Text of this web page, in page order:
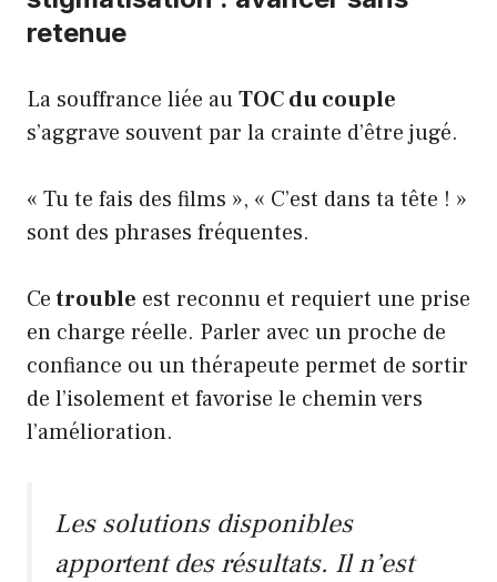
retenue
La souffrance liée auTOC du couple
s’aggrave souvent par la crainte d’être jugé.
« Tu te fais des films », « C’est dans ta tête ! »
sont des phrases fréquentes.
Cetrouble est reconnu et requiert une prise
en charge réelle. Parler avec un proche de
confiance ou un thérapeute permet de sortir
de l’isolement et favorise le chemin vers
l’amélioration.
Les solutions disponibles
apportent des résultats. Il n’est